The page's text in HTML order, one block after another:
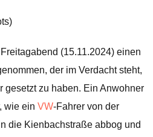
(15.11.2024) einen
der im Verdacht steht,
gesetzt zu haben. Ein Anwohner
wie ein VW-Fahrer von der
die Kienbachstraße abbog und